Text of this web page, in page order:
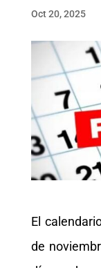
Oct 20, 2025
El
de